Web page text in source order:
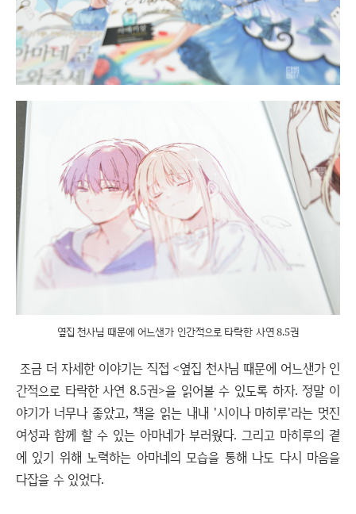
옆집 천사님 때문에 어느샌가 인간적으로 타락한 사연 8.5권
조금 더 자세한 이야기는 직접 <옆집 천사님 때문에 어느샌가 인
간적으로 타락한 사연 8.5권>을 읽어볼 수 있도록 하자. 정말 이
야기가 너무나 좋았고, 책을 읽는 내내 '시이나 마히루'라는 멋진
여성과 함께 할 수 있는 아마네가 부러웠다. 그리고 마히루의 곁
에 있기 위해 노력하는 아마네의 모습을 통해 나도 다시 마음을
다잡을 수 있었다.